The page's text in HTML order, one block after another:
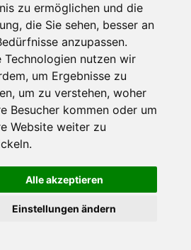
zu ermöglichen und die
die Sie sehen, besser an
anzupassen.
Technologien nutzen wir
um Ergebnisse zu
um zu verstehen, woher
Besucher kommen oder um
Website weiter zu
Alle akzeptieren
Einstellungen ändern
Trees.org
pflanzen wir einen Baum! Mehr lesen